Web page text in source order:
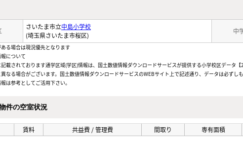
さいたま市立中島小学校
(埼玉県さいたま市桜区)
中
る場合は現況優先となります
について
載されております通学区域(学区)情報は、国土数値情報ダウンロードサービスが提供する小学校区デー
なる場合がございます。国土数値情報ダウンロードサービスのWEBサイト上で記述通り、データは必ず
は参考としてご活用下さい。
件の空室状況
賃料 共益費 / 管理費 間取り 専有面積